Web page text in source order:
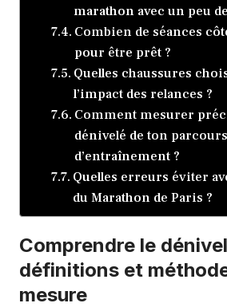
marathon avec un peu
Combien de séances
pour être prêt ?
Quelles chaussures
l’impact des relances ?
Comment mesurer
dénivelé de ton parcours
d’entraînement ?
Quelles erreurs éviter
du Marathon de Paris ?
Comprendre le
définitions et
mesure